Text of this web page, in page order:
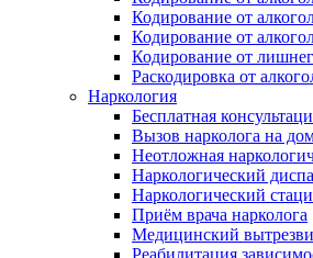
Кодирование от
Кодирование от
Кодирование от
Раскодировка от
Наркология
Бесплатная
Вызов нарколога на
Неотложная
Наркологический
Наркологический
Приём врача нарколога
Медицинский
Реабилитация